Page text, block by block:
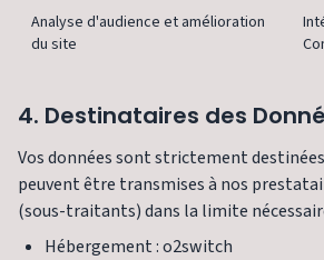
Analyse d'audience et amélioration
du site
4. Destinataires des
Vos données sont strictement
peuvent être transmises à nos
(sous-traitants) dans la limite
Hébergement : o2switch